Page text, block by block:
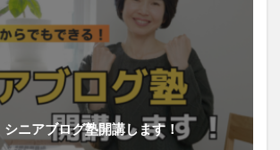
シニアブログ塾開講します！